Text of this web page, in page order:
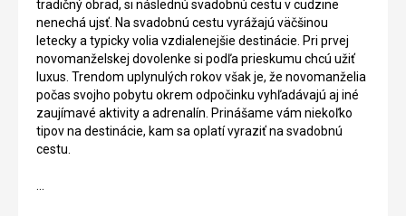
tradičný obrad, si následnú svadobnú cestu v cudzine
nenechá ujsť. Na svadobnú cestu vyrážajú väčšinou
letecky a typicky volia vzdialenejšie destinácie. Pri prvej
novomanželskej dovolenke si podľa prieskumu chcú užiť
luxus. Trendom uplynulých rokov však je, že novomanželia
počas svojho pobytu okrem odpočinku vyhľadávajú aj iné
zaujímavé aktivity a adrenalín. Prinášame vám niekoľko
tipov na destinácie, kam sa oplatí vyraziť na svadobnú
cestu.